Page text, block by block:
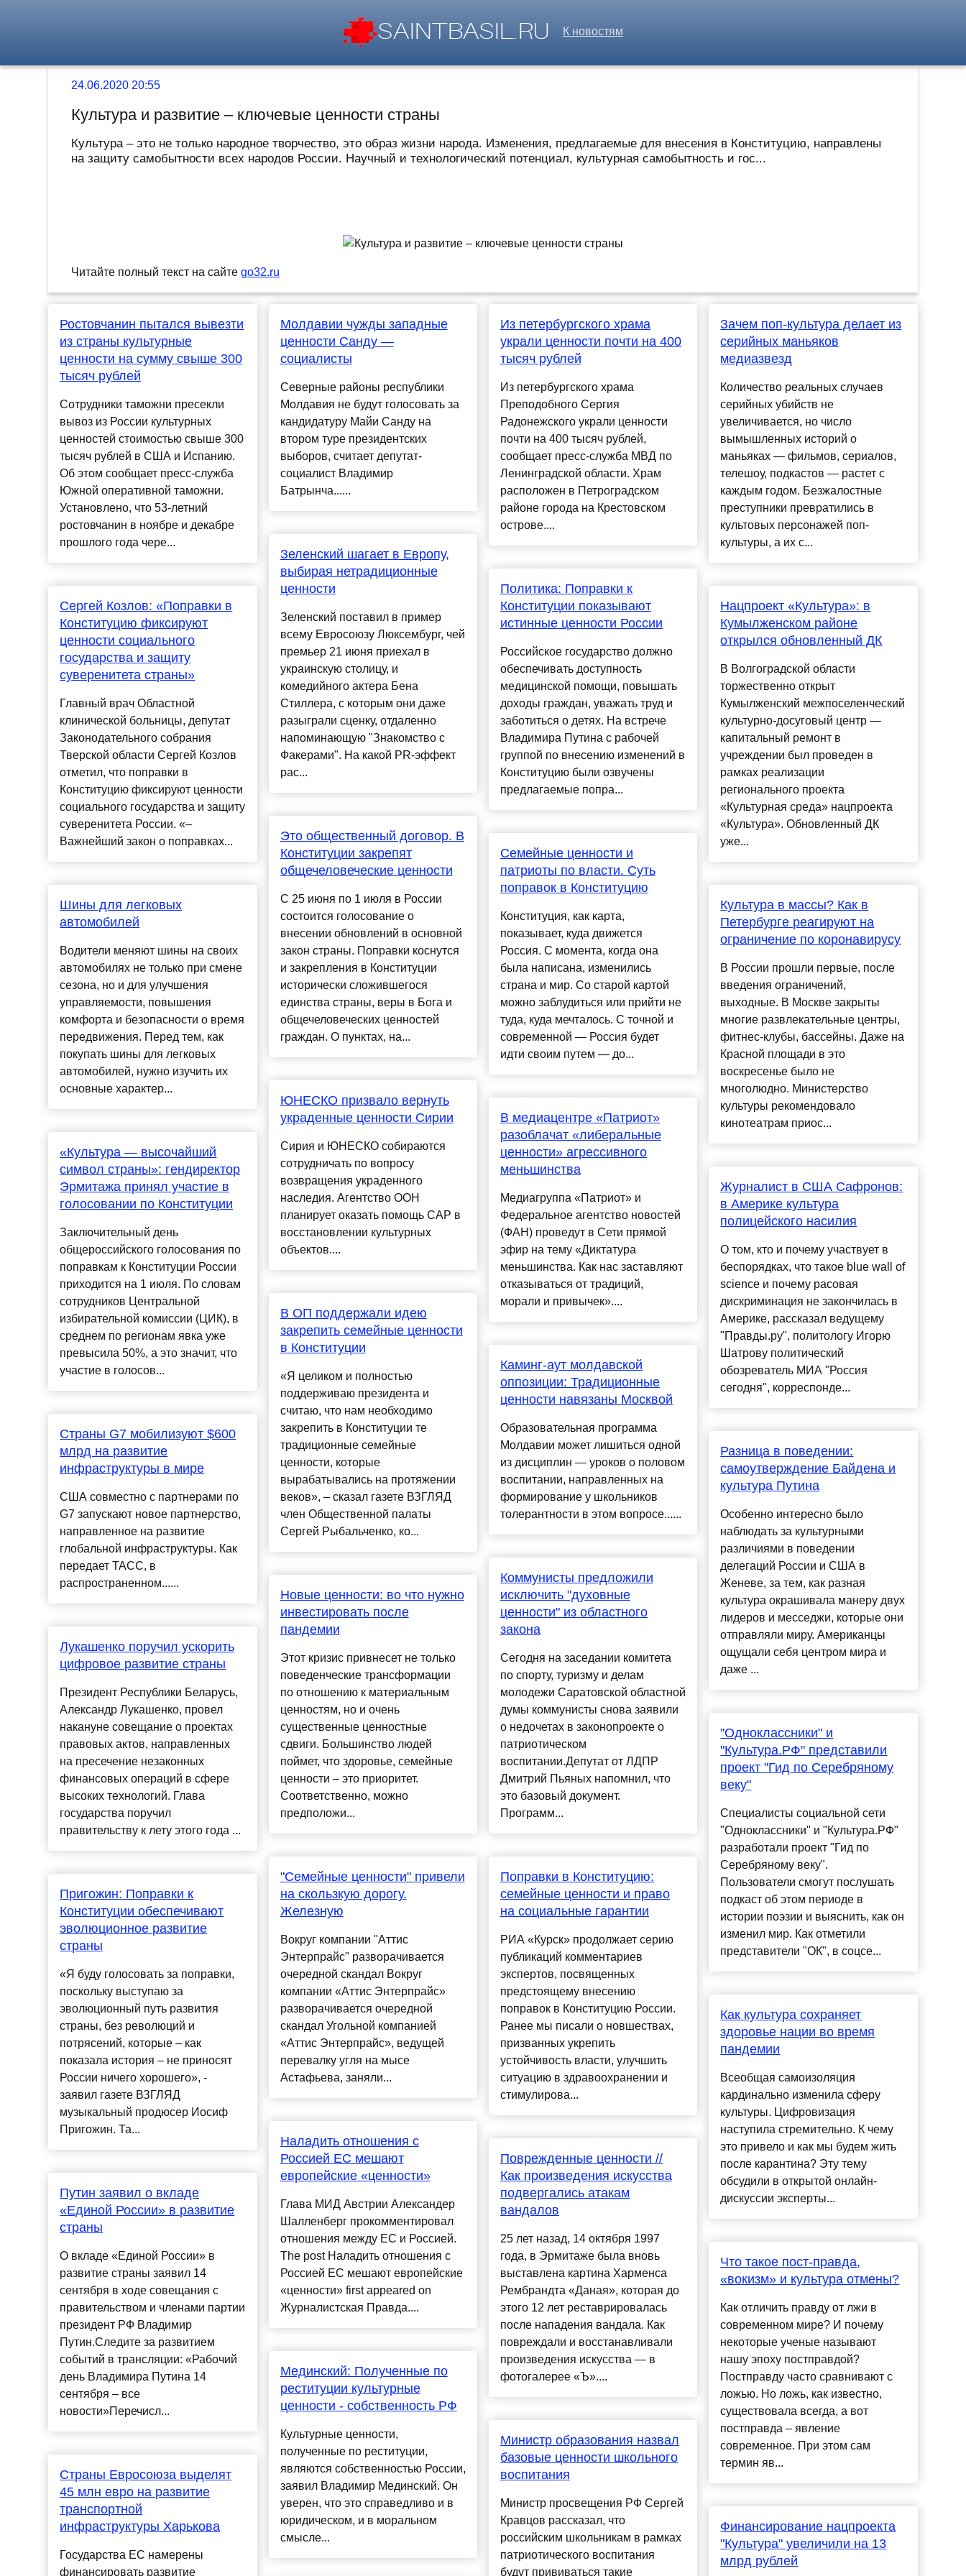
К новостям
24.06.2020 20:55
Культура и развитие – ключевые ценности страны
Культура ‒ это не только народное творчество, это образ жизни народа. Изменения, предлагаемые для внесения в Конституцию, направлены
на защиту самобытности всех народов России. Научный и технологический потенциал, культурная самобытность и гос...
Читайте полный текст на сайтеgo32.ru
Ростовчанин пытался вывезти
из страны культурные
ценности на сумму свыше 300
тысяч рублей
Сотрудники таможни пресекли
вывоз из России культурных
ценностей стоимостью свыше 300
тысяч рублей в США и Испанию.
Об этом сообщает пресс-служба
Южной оперативной таможни.
Установлено, что 53-летний
ростовчанин в ноябре и декабре
прошлого года чере...
Сергей Козлов: «Поправки в
Конституцию фиксируют
ценности социального
государства и защиту
суверенитета страны»
Главный врач Областной
клинической больницы, депутат
Законодательного собрания
Тверской области Сергей Козлов
отметил, что поправки в
Конституцию фиксируют ценности
социального государства и защиту
суверенитета России. «–
Важнейший закон о поправках...
Шины для легковых
автомобилей
Водители меняют шины на своих
автомобилях не только при смене
сезона, но и для улучшения
управляемости, повышения
комфорта и безопасности о время
передвижения. Перед тем, как
покупать шины для легковых
автомобилей, нужно изучить их
основные характер...
«Культура — высочайший
символ страны»: гендиректор
Эрмитажа принял участие в
голосовании по Конституции
Заключительный день
общероссийского голосования по
поправкам к Конституции России
приходится на 1 июля. По словам
сотрудников Центральной
избирательной комиссии (ЦИК), в
среднем по регионам явка уже
превысила 50%, а это значит, что
участие в голосов...
Страны G7 мобилизуют $600
млрд на развитие
инфраструктуры в мире
США совместно с партнерами по
G7 запускают новое партнерство,
направленное на развитие
глобальной инфраструктуры. Как
передает ТАСС, в
распространенном......
Лукашенко поручил ускорить
цифровое развитие страны
Президент Республики Беларусь,
Александр Лукашенко, провел
накануне совещание о проектах
правовых актов, направленных
на пресечение незаконных
финансовых операций в сфере
высоких технологий. Глава
государства поручил
правительству к лету этого года ...
Пригожин: Поправки к
Конституции обеспечивают
эволюционное развитие
страны
«Я буду голосовать за поправки,
поскольку выступаю за
эволюционный путь развития
страны, без революций и
потрясений, которые – как
показала история – не приносят
России ничего хорошего», -
заявил газете ВЗГЛЯД
музыкальный продюсер Иосиф
Пригожин. Та...
Путин заявил о вкладе
«Единой России» в развитие
страны
О вкладе «Единой России» в
развитие страны заявил 14
сентября в ходе совещания с
правительством и членами партии
президент РФ Владимир
Путин.Следите за развитием
событий в трансляции: «Рабочий
день Владимира Путина 14
сентября – все
новости»Перечисл...
Страны Евросоюза выделят
45 млн евро на развитие
транспортной
инфраструктуры Харькова
Государства ЕС намерены
финансировать развитие
Молдавии чужды западные
ценности Санду —
социалисты
Северные районы республики
Молдавия не будут голосовать за
кандидатуру Майи Санду на
втором туре президентских
выборов, считает депутат-
социалист Владимир
Батрынча......
Зеленский шагает в Европу,
выбирая нетрадиционные
ценности
Зеленский поставил в пример
всему Евросоюзу Люксембург, чей
премьер 21 июня приехал в
украинскую столицу, и
комедийного актера Бена
Стиллера, с которым они даже
разыграли сценку, отдаленно
напоминающую "Знакомство с
Факерами". На какой PR-эффект
рас...
Это общественный договор. В
Конституции закрепят
общечеловеческие ценности
С 25 июня по 1 июля в России
состоится голосование о
внесении обновлений в основной
закон страны. Поправки коснутся
и закрепления в Конституции
исторически сложившегося
единства страны, веры в Бога и
общечеловеческих ценностей
граждан. О пунктах, на...
ЮНЕСКО призвало вернуть
украденные ценности Сирии
Сирия и ЮНЕСКО собираются
сотрудничать по вопросу
возвращения украденного
наследия. Агентство ООН
планирует оказать помощь САР в
восстановлении культурных
объектов....
В ОП поддержали идею
закрепить семейные ценности
в Конституции
«Я целиком и полностью
поддерживаю президента и
считаю, что нам необходимо
закрепить в Конституции те
традиционные семейные
ценности, которые
вырабатывались на протяжении
веков», – сказал газете ВЗГЛЯД
член Общественной палаты
Сергей Рыбальченко, ко...
Новые ценности: во что нужно
инвестировать после
пандемии
Этот кризис привнесет не только
поведенческие трансформации
по отношению к материальным
ценностям, но и очень
существенные ценностные
сдвиги. Большинство людей
поймет, что здоровье, семейные
ценности – это приоритет.
Соответственно, можно
предположи...
"Семейные ценности" привели
на скользкую дорогу.
Железную
Вокруг компании "Аттис
Энтерпрайс" разворачивается
очередной скандал Вокруг
компании «Аттис Энтерпрайс»
разворачивается очередной
скандал Угольной компанией
«Аттис Энтерпрайс», ведущей
перевалку угля на мысе
Астафьева, заняли...
Наладить отношения с
Россией ЕС мешают
европейские «ценности»
Глава МИД Австрии Александер
Шалленберг прокомментировал
отношения между ЕС и Россией.
The post Наладить отношения с
Россией ЕС мешают европейские
«ценности» first appeared on
Журналистская Правда....
Мединский: Полученные по
реституции культурные
ценности - собственность РФ
Культурные ценности,
полученные по реституции,
являются собственностью России,
заявил Владимир Мединский. Он
уверен, что это справедливо и в
юридическом, и в моральном
смысле...
Из петербургского храма
украли ценности почти на 400
тысяч рублей
Из петербургского храма
Преподобного Сергия
Радонежского украли ценности
почти на 400 тысяч рублей,
сообщает пресс-служба МВД по
Ленинградской области. Храм
расположен в Петроградском
районе города на Крестовском
острове....
Политика: Поправки к
Конституции показывают
истинные ценности России
Российское государство должно
обеспечивать доступность
медицинской помощи, повышать
доходы граждан, уважать труд и
заботиться о детях. На встрече
Владимира Путина с рабочей
группой по внесению изменений в
Конституцию были озвучены
предлагаемые попра...
Семейные ценности и
патриоты по власти. Суть
поправок в Конституцию
Конституция, как карта,
показывает, куда движется
Россия. С момента, когда она
была написана, изменились
страна и мир. Со старой картой
можно заблудиться или прийти не
туда, куда мечталось. С точной и
современной — Россия будет
идти своим путем — до...
В медиацентре «Патриот»
разоблачат «либеральные
ценности» агрессивного
меньшинства
Медиагруппа «Патриот» и
Федеральное агентство новостей
(ФАН) проведут в Сети прямой
эфир на тему «Диктатура
меньшинства. Как нас заставляют
отказываться от традиций,
морали и привычек»....
Каминг-аут молдавской
оппозиции: Традиционные
ценности навязаны Москвой
Образовательная программа
Молдавии может лишиться одной
из дисциплин — уроков о половом
воспитании, направленных на
формирование у школьников
толерантности в этом вопросе......
Коммунисты предложили
исключить "духовные
ценности" из областного
закона
Сегодня на заседании комитета
по спорту, туризму и делам
молодежи Саратовской областной
думы коммунисты снова заявили
о недочетах в законопроекте о
патриотическом
воспитании.Депутат от ЛДПР
Дмитрий Пьяных напомнил, что
это базовый документ.
Программ...
Поправки в Конституцию:
семейные ценности и право
на социальные гарантии
РИА «Курск» продолжает серию
публикаций комментариев
экспертов, посвященных
предстоящему внесению
поправок в Конституцию России.
Ранее мы писали о новшествах,
призванных укрепить
устойчивость власти, улучшить
ситуацию в здравоохранении и
стимулирова...
Поврежденные ценности //
Как произведения искусства
подвергались атакам
вандалов
25 лет назад, 14 октября 1997
года, в Эрмитаже была вновь
выставлена картина Харменса
Рембрандта «Даная», которая до
этого 12 лет реставрировалась
после нападения вандала. Как
повреждали и восстанавливали
произведения искусства — в
фотогалерее «Ъ»....
Министр образования назвал
базовые ценности школьного
воспитания
Министр просвещения РФ Сергей
Кравцов рассказал, что
российским школьникам в рамках
патриотического воспитания
будут прививаться такие
Зачем поп-культура делает из
серийных маньяков
медиазвезд
Количество реальных случаев
серийных убийств не
увеличивается, но число
вымышленных историй о
маньяках — фильмов, сериалов,
телешоу, подкастов — растет с
каждым годом. Безжалостные
преступники превратились в
культовых персонажей поп-
культуры, а их с...
Нацпроект «Культура»: в
Кумылженском районе
открылся обновленный ДК
В Волгоградской области
торжественно открыт
Кумылженский межпоселенческий
культурно-досуговый центр —
капитальный ремонт в
учреждении был проведен в
рамках реализации
регионального проекта
«Культурная среда» нацпроекта
«Культура». Обновленный ДК
уже...
Культура в массы? Как в
Петербурге реагируют на
ограничение по коронавирусу
В России прошли первые, после
введения ограничений,
выходные. В Москве закрыты
многие развлекательные центры,
фитнес-клубы, бассейны. Даже на
Красной площади в это
воскресенье было не
многолюдно. Министерство
культуры рекомендовало
кинотеатрам приос...
Журналист в США Сафронов:
в Америке культура
полицейского насилия
О том, кто и почему участвует в
беспорядках, что такое blue wall of
science и почему расовая
дискриминация не закончилась в
Америке, рассказал ведущему
"Правды.ру", политологу Игорю
Шатрову политический
обозреватель МИА "Россия
сегодня", корреспонде...
Разница в поведении:
самоутверждение Байдена и
культура Путина
Особенно интересно было
наблюдать за культурными
различиями в поведении
делегаций России и США в
Женеве, за тем, как разная
культура окрашивала манеру двух
лидеров и месседжи, которые они
отправляли миру. Американцы
ощущали себя центром мира и
даже ...
"Одноклассники" и
"Культура.РФ" представили
проект "Гид по Серебряному
веку"
Специалисты социальной сети
"Одноклассники" и "Культура.РФ"
разработали проект "Гид по
Серебряному веку".
Пользователи смогут послушать
подкаст об этом периоде в
истории поэзии и выяснить, как он
изменил мир. Как отметили
представители "ОК", в соцсе...
Как культура сохраняет
здоровье нации во время
пандемии
Всеобщая самоизоляция
кардинально изменила сферу
культуры. Цифровизация
наступила стремительно. К чему
это привело и как мы будем жить
после карантина? Эту тему
обсудили в открытой онлайн-
дискуссии эксперты...
Что такое пост-правда,
«вокизм» и культура отмены?
Как отличить правду от лжи в
современном мире? И почему
некоторые ученые называют
нашу эпоху постправдой?
Постправду часто сравнивают с
ложью. Но ложь, как известно,
существовала всегда, а вот
постправда – явление
современное. При этом сам
термин яв...
Финансирование нацпроекта
"Культура" увеличили на 13
млрд рублей